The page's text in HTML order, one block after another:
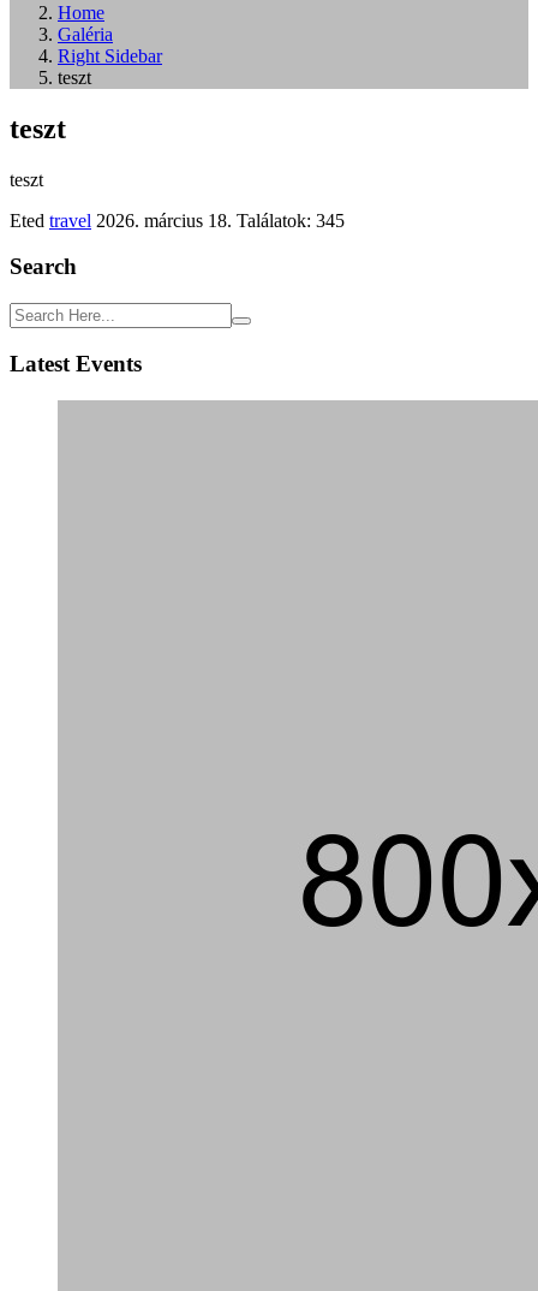
Home
Galéria
Right Sidebar
teszt
teszt
teszt
Eted travel 2026. március 18. Találatok: 345
Search
Latest Events